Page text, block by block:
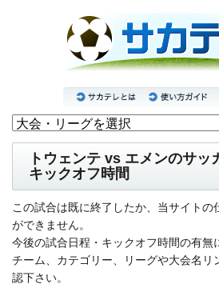
トウェンテ vs エメンのサッ
キックオフ時間
この試合は既に終了したか、当サイトの
ができません。
今後の試合日程・キックオフ時間の有無
チーム、カテゴリー、リーグや大会名リ
認下さい。